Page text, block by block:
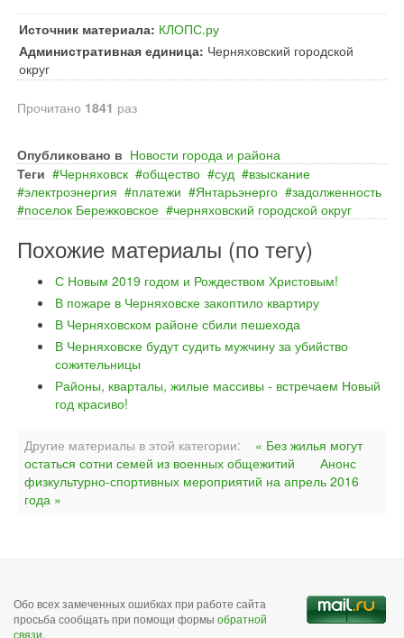
Источник материала: КЛОПС.ру
Административная единица: Черняховский городской
округ
Прочитано 1841 раз
Опубликовано в Новости города и района
Теги
Черняховск общество суд
взыскание
электроэнергия
платежи Янтарьэнерго
задолженность
поселок Бережковское
черняховский городской округ
Похожие материалы (по тегу)
С Новым 2019 годом и Рождеством Христовым!
В пожаре в Черняховске закоптило квартиру
В Черняховском районе сбили пешехода
В Черняховске будут судить мужчину за убийство
сожительницы
Районы, кварталы, жилые массивы - встречаем Новый
год красиво!
Другие материалы в этой категории:
« Без жилья могут
остаться сотни семей из военных общежитий
Анонс
физкультурно-спортивных мероприятий на апрель 2016
года »
Обо всех замеченных ошибках при работе сайта
просьба сообщать при помощи формы обратной
связи.